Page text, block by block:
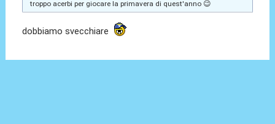
troppo acerbi per giocare la primavera di quest'anno 😉
dobbiamo svecchiare